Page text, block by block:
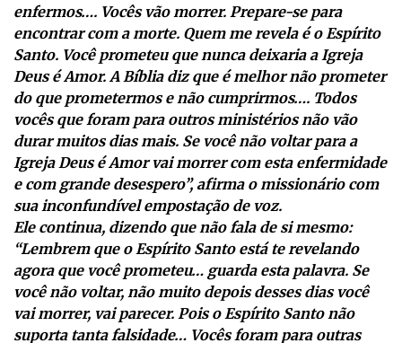
enfermos…. Vocês vão morrer. Prepare-se para
encontrar com a morte. Quem me revela é o Espírito
Santo. Você prometeu que nunca deixaria a Igreja
Deus é Amor. A Bíblia diz que é melhor não prometer
do que prometermos e não cumprirmos…. Todos
vocês que foram para outros ministérios não vão
durar muitos dias mais. Se você não voltar para a
Igreja Deus é Amor vai morrer com esta enfermidade
e com grande desespero”, afirma o missionário com
sua inconfundível empostação de voz.
Ele continua, dizendo que não fala de si mesmo:
“Lembrem que o Espírito Santo está te revelando
agora que você prometeu… guarda esta palavra. Se
você não voltar, não muito depois desses dias você
vai morrer, vai parecer. Pois o Espírito Santo não
suporta tanta falsidade… Vocês foram para outras